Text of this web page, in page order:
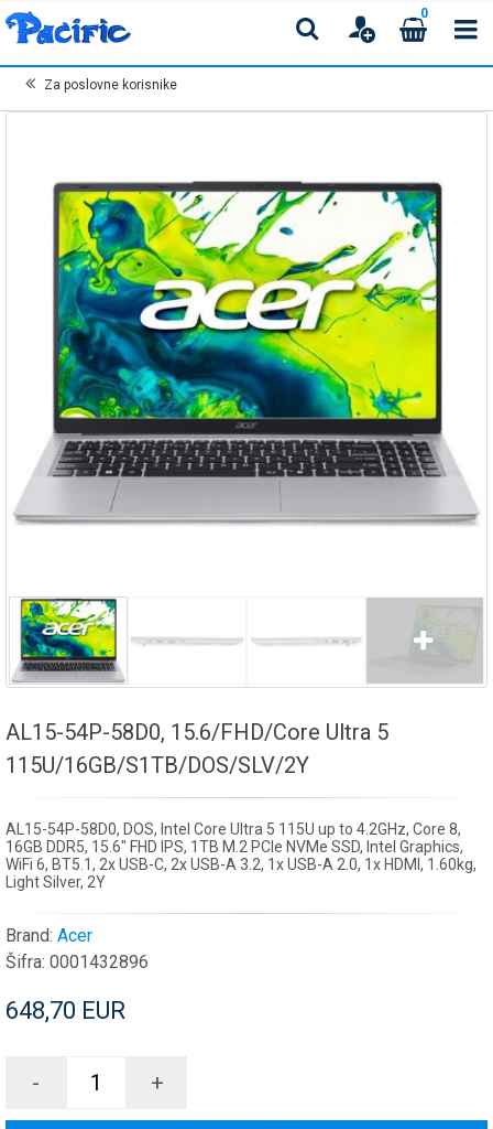
0
Za poslovne korisnike
AL15-54P-58D0, 15.6/FHD/Core Ultra 5
115U/16GB/S1TB/DOS/SLV/2Y
AL15-54P-58D0, DOS, Intel Core Ultra 5 115U up to 4.2GHz, Core 8,
16GB DDR5, 15.6" FHD IPS, 1TB M.2 PCIe NVMe SSD, Intel Graphics,
WiFi 6, BT5.1, 2x USB-C, 2x USB-A 3.2, 1x USB-A 2.0, 1x HDMI, 1.60kg,
Light Silver, 2Y
Brand: Acer
Šifra: 0001432896
648,70 EUR
- +